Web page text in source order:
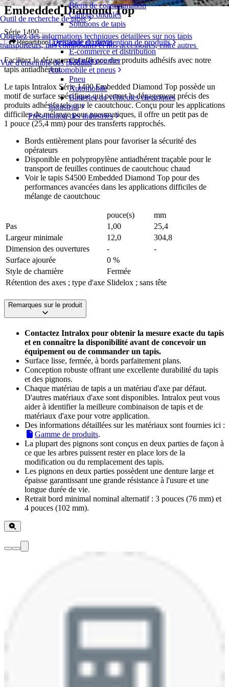
Outil de recherche de tapis
Obtenez des informations techniques détaillées sur nos tapis
transporteurs, nos composants et nos accessoires, entre autres
Vue d'ensemble des produits
Biens de consommation
Cartons ondulés
Solutions de tapis
Logistique et manutention de produits
E-commerce et distribution
Colis et courrier
Automobile et pneus
Pneu
Automobile
Batteries de véhicules électriques
Industriel
Présentation des industries
Embedded Diamond Top
Série 1400
Répartition Demande de devis
Facilitez le dégagement efficace des produits adhésifs avec notre
tapis antiadhérent.
Le tapis Intralox Série 1400 Embedded Diamond Top possède un
motif de surface spécifique qui permet le dégagement précis des
produits adhésifs tels que le caoutchouc. Conçu pour les applications
difficiles de mélange pour pneumatiques, il offre un petit pas de
1 pouce (25,4 mm) pour des transferts rapprochés.
Bords entièrement plans pour favoriser la sécurité des
opérateurs
Disponible en polypropylène antiadhérent traçable pour le
transport de feuilles continues de caoutchouc chaud
Voir le tapis S4500 Embedded Diamond Top pour des
performances avancées dans les applications difficiles de
mélange de caoutchouc
pouce(s)
mm
Pas
1,00
25,4
Largeur minimale
12,0
304,8
Dimension des ouvertures
-
-
Surface ajourée
0 %
Style de charnière
Fermée
Rétention des axes ; type d'axe Slidelox ; sans tête
Remarques sur le produit
Contactez Intralox pour obtenir la mesure exacte du tapis
et en connaître la disponibilité avant de concevoir un
équipement ou de commander un tapis.
Surface lisse, fermée, à bords parfaitement plans.
Conception robuste offrant une excellente durabilité du tapis
et des pignons.
Chaque matériau de tapis a un matériau d'axe par défaut.
D'autres matériaux d'axe sont disponibles. Intralox peut vous
aider à identifier la meilleure combinaison de tapis et de
matériaux d'axe pour votre application.
Des informations détaillées sur les matériaux sont fournies ici :
Gamme de produits.
La plupart des pignons sont conçus en deux parties de façon à
ce que les arbres puissent rester en place lors de la
modification ou du remplacement des tapis.
Les pignons en deux parties possèdent une denture large et
épaisse garantissant une grande résistance à l'usure et une
longue durée de vie.
Retrait bord minimal nominal alternatif : 3 pouces (76 mm) et
4 pouces (102 mm).